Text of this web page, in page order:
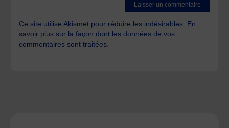
Ce site utilise Akismet pour réduire les indésirables. En
savoir plus sur la façon dont les données de vos
commentaires sont traitées